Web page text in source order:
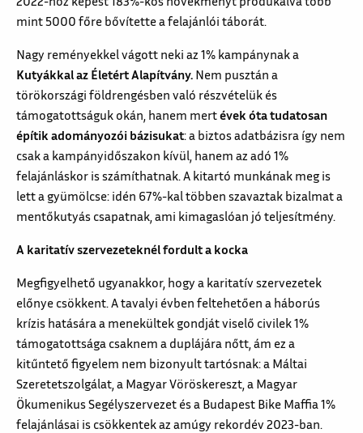
mint 5000 főre bővítette a felajánlói táborát.
Nagy reményekkel vágott neki az 1% kampánynak a
Kutyákkal az Életért Alapítvány. Nem pusztán a
törökországi földrengésben való részvételük és
támogatottságuk okán, hanem mertévek óta tudatosan
építik adományozói bázisukat: a biztos adatbázisra így nem
csak a kampányidőszakon kívül, hanem az adó 1%
felajánláskor is számíthatnak. A kitartó munkának meg is
lett a gyümölcse: idén 67%-kal többen szavaztak bizalmat a
mentőkutyás csapatnak, ami kimagaslóan jó teljesítmény.
A karitatív szervezeteknél fordult a kocka
Megfigyelhető ugyanakkor, hogy a karitatív szervezetek
előnye csökkent. A tavalyi évben feltehetően a háborús
krízis hatására a menekültek gondját viselő civilek 1%
támogatottsága csaknem a duplájára nőtt, ám ez a
kitűntető figyelem nem bizonyult tartósnak: a Máltai
Szeretetszolgálat, a Magyar Vöröskereszt, a Magyar
Ökumenikus Segélyszervezet és a Budapest Bike Maffia 1%
felajánlásai is csökkentek az amúgy rekordév 2023-ban.